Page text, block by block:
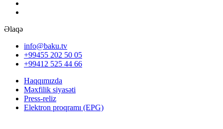
Əlaqə
info@baku.tv
+99455 202 50 05
+99412 525 44 66
Haqqımızda
Məxfilik siyasəti
Press-reliz
Elektron proqramı (EPG)